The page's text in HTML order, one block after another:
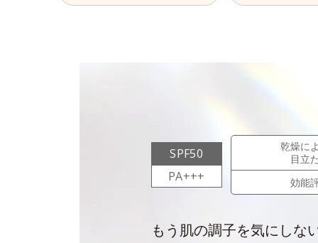
SPF50
PA+++
乾燥に
目立
効能
もう肌の調子を気にしな